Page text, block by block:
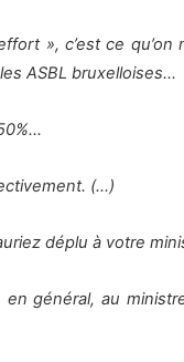
», c’est ce qu’on
ASBL bruxelloises…
(…)
déplu à votre
général, au